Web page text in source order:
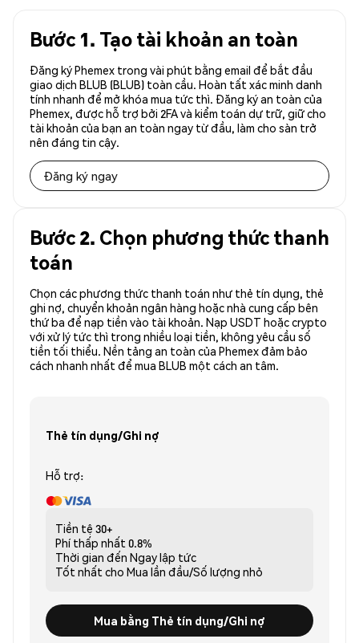
Bước 1. Tạo tài khoản an toàn
Đăng ký Phemex trong vài phút bằng email để bắt đầu
giao dịch BLUB (BLUB) toàn cầu. Hoàn tất xác minh danh
tính nhanh để mở khóa mua tức thì. Đăng ký an toàn của
Phemex, được hỗ trợ bởi 2FA và kiểm toán dự trữ, giữ cho
tài khoản của bạn an toàn ngay từ đầu, làm cho sàn trở
nên đáng tin cậy.
Đăng ký ngay
Bước 2. Chọn phương thức thanh
toán
Chọn các phương thức thanh toán như thẻ tín dụng, thẻ
ghi nợ, chuyển khoản ngân hàng hoặc nhà cung cấp bên
thứ ba để nạp tiền vào tài khoản. Nạp USDT hoặc crypto
với xử lý tức thì trong nhiều loại tiền, không yêu cầu số
tiền tối thiểu. Nền tảng an toàn của Phemex đảm bảo
cách nhanh nhất để mua BLUB một cách an tâm.
Thẻ tín dụng/Ghi nợ
Hỗ trợ:
Tiền tệ 30+
Phí thấp nhất 0.8%
Thời gian đến Ngay lập tức
Tốt nhất cho Mua lần đầu/Số lượng nhỏ
Mua bằng Thẻ tín dụng/Ghi nợ